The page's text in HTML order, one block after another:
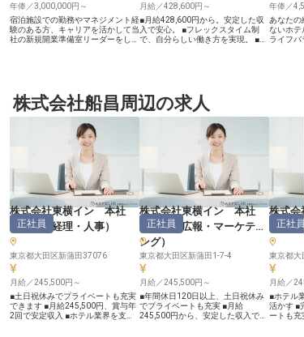
年俸／3,000,000円～
宿泊施設での勤務やマネジメント経
験のある方、キャリアを活かして当
社の新規開業準備室リーダーをしま
は、観光産業を「おもてなし」に集
中できるようにサポートすることを
ミッションに掲げ、宿泊施設の運営
事業やコンサルティングを行なって
います。※この求人は2022年2月4
月給／428,600円～
■月給428,600円から。安定した収
入で安心。 ■フレックスタイム制
で、自分らしい働き方を実現。 ■お
を満喫できるよう、キャンプ場予約
サイト『なっぷ』の開発を通じて、
快適な旅の始まりを支えています。
あなたの技術が、予約のしやすさや
情報の正確性を高め、お客様一人ひ
とりの思い出作りに貢献します。
私たちは、ITの力でお客様に寄り添
い、期待を超える感動体験を提供す
ることを目指しています。 細やか
な配慮と確かな技術で、お客様の笑
顔を創造するお仕事です。 ーー
【技術を磨き、未来を拓く成長環
境】 私たちは、エンジニアの皆様
が安心して長く活躍できる環境を大
切にしています。 フレックスタイ
ム制を導入しており、ご自身のライ
フスタイルに合わせた柔軟な働き方
が可能です。 また、Reactや
Laravelといった最新技術を用いた
開発に携わることで、常にスキルア
ップを目指せる機会が豊富にありま
す。 経験豊富な仲間と共に、新し
い技術に挑戦し、お客様に喜ばれる
サービスを共に創り上げていきませ
年俸／
あなたの
ないホテ
ライフバ
を創る」
株式会社船昌周辺の求人
株式会社東横イン 本社
（総務・経理・人事）
正社員
東京都大田区新蒲田37076
月給／245,500円～
■土日祝休みでプライベートも充実
できます ■月給245,500円、賞与年
2回で安定収入 ■ホテル業界を支え
株式会社東横イン 本社
（企画・広報・マーケティ
ング）
正社員
東京都大田区新蒲田1-7-4
月給／245,500円～
■年間休日120日以上、土日祝休み
でプライベートも充実 ■月給
245,500円から、安定した収入で安
株式
（総務
正社員
東京都大
月給／
■ホテル
活かす ■
ートも